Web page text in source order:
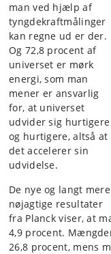
man ved hjælp af
tyngdekraftmålinger
kan regne ud er der.
Og 72,8 procent af
universet er mørk
energi, som man
mener er ansvarlig
for, at universet
udvider sig hurtigere
og hurtigere, altså at
det accelerer sin
udvidelse.
De nye og langt mere
nøjagtige resultater
fra Planck viser, at
4,9 procent.
26,8 procent, mens